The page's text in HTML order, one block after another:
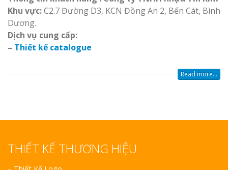
Khu vực:C2.7 Đường D3, KCN Đồng An 2, Bến Cát, Bình
Dương.
Dịch vụ cung cấp:
– Thiết kế catalogue
Read more...
THIẾT KẾ THƯƠNG HIỆU